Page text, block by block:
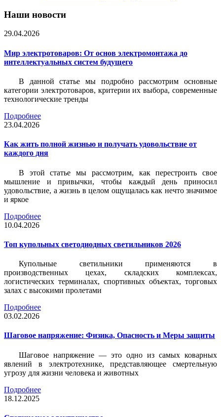
Наши новости
29.04.2026
Мир электротоваров: От основ электромонтажа до
интеллектуальных систем будущего
В данной статье мы подробно рассмотрим основные
категории электротоваров, критерии их выбора, современные
технологические тренды
Подробнее
23.04.2026
Как жить полной жизнью и получать удовольствие от
каждого дня
В этой статье мы рассмотрим, как перестроить свое
мышление и привычки, чтобы каждый день приносил
удовольствие, а жизнь в целом ощущалась как нечто значимое
и яркое
Подробнее
10.04.2026
Топ купольных светодиодных светильников 2026
Купольные светильники применяются в
производственных цехах, складских комплексах,
логистических терминалах, спортивных объектах, торговых
залах с высокими пролетами
Подробнее
03.02.2026
Шаговое напряжение: Физика, Опасность и Меры защиты
Шаговое напряжение — это одно из самых коварных
явлений в электротехнике, представляющее смертельную
угрозу для жизни человека и животных
Подробнее
18.12.2025